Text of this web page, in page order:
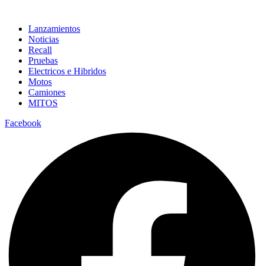
Lanzamientos
Noticias
Recall
Pruebas
Electricos e Hibridos
Motos
Camiones
MITOS
Facebook